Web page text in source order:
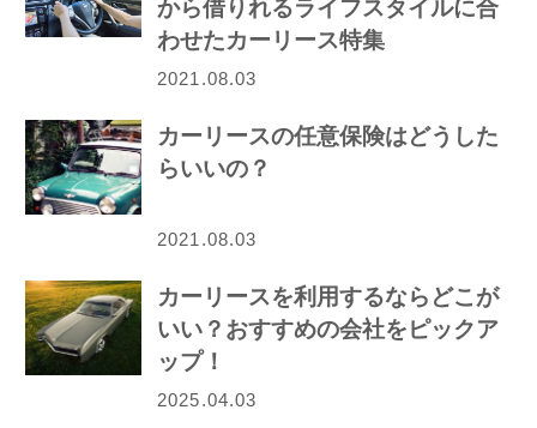
から借りれるライフスタイルに合
わせたカーリース特集
2021.08.03
カーリースの任意保険はどうした
らいいの？
2021.08.03
カーリースを利用するならどこが
いい？おすすめの会社をピックア
ップ！
2025.04.03